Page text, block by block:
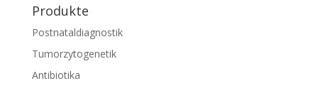
Produkte
Postnataldiagnostik
Tumorzytogenetik
Antibiotika